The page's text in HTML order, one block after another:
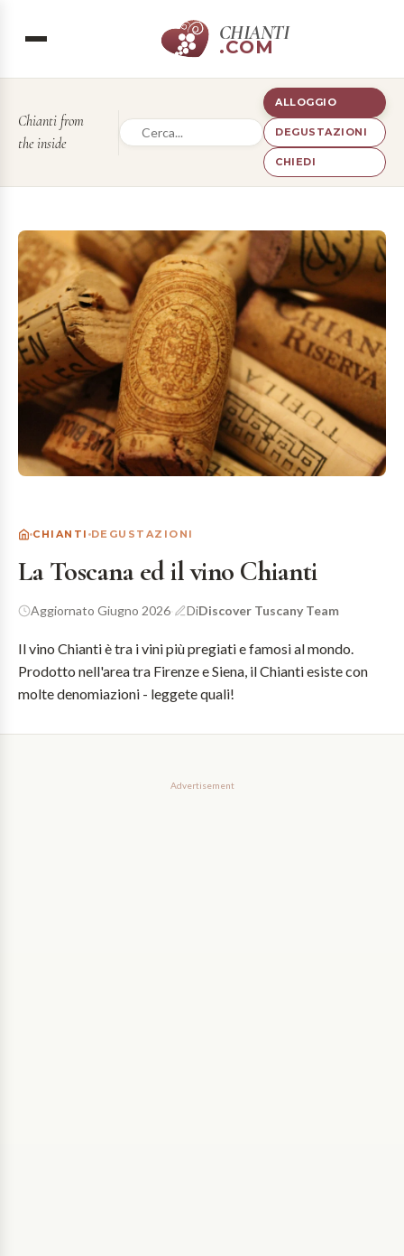
CHIANTI
.COM
Chianti from
the inside
ALLOGGIO
DEGUSTAZIONI
CHIEDI
CHIANTI DEGUSTAZIONI
La Toscana ed il vino Chianti
Aggiornato Giugno 2026 DiDiscover Tuscany Team
Il vino Chianti è tra i vini più pregiati e famosi al mondo.
Prodotto nell'area tra Firenze e Siena, il Chianti esiste con
molte denomiazioni - leggete quali!
Advertisement